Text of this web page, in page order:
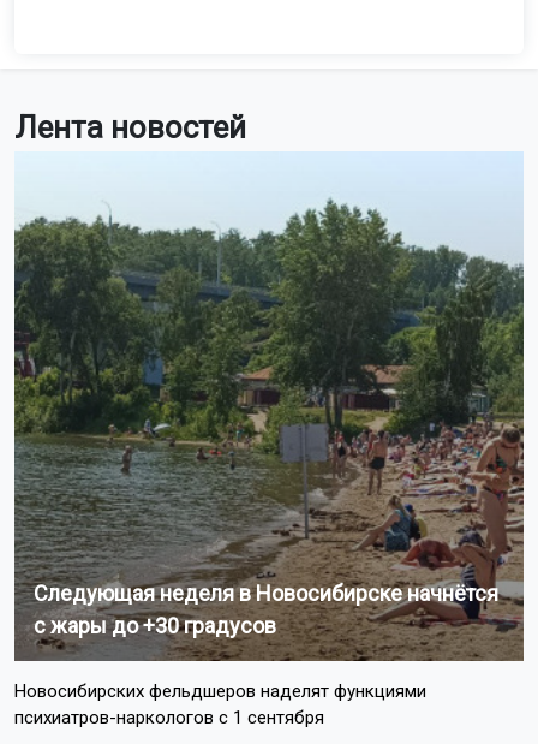
Лента новостей
Следующая неделя в Новосибирске начнётся
с жары до +30 градусов
Новосибирских фельдшеров наделят функциями
психиатров-наркологов с 1 сентября